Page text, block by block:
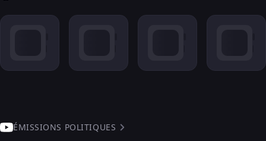
ÉMISSIONS POLITIQUES